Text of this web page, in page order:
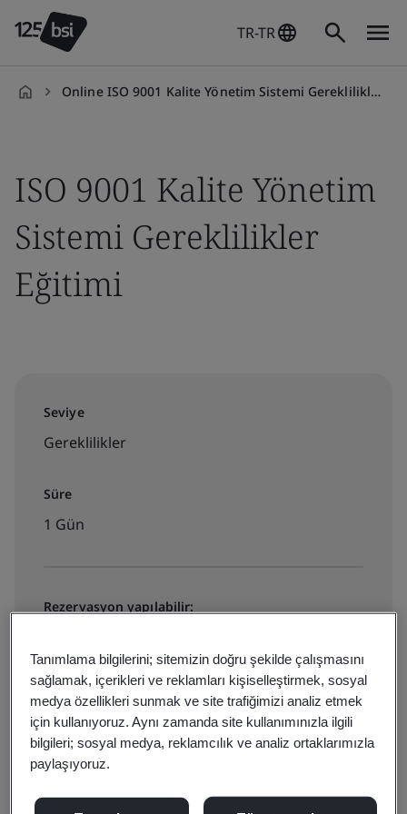
TR-TR
Online ISO 9001 Kalite Yönetim Sistemi Gereklilikler Eğitimi
ISO 9001 Kalite Yönetim
Sistemi Gereklilikler
Eğitimi
Seviye
Gereklilikler
Süre
1 Gün
Rezervasyon yapılabilir:
Eğitim Programı ve Hemen Kayıt
Tanımlama bilgilerini; sitemizin doğru şekilde çalışmasını
sağlamak, içerikleri ve reklamları kişiselleştirmek, sosyal
medya özellikleri sunmak ve site trafiğimizi analiz etmek
için kullanıyoruz. Aynı zamanda site kullanımınızla ilgili
bilgileri; sosyal medya, reklamcılık ve analiz ortaklarımızla
paylaşıyoruz.